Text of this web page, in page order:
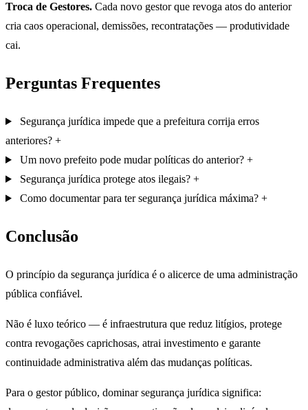
Troca de Gestores. Cada novo gestor que revoga atos do anterior
cria caos operacional, demissões, recontratações — produtividade
cai.
Perguntas Frequentes
Segurança jurídica impede que a prefeitura corrija erros
anteriores?
Um novo prefeito pode mudar políticas do anterior?
Segurança jurídica protege atos ilegais?
Como documentar para ter segurança jurídica máxima?
Conclusão
O princípio da segurança jurídica é o alicerce de uma administração
pública confiável.
Não é luxo teórico — é infraestrutura que reduz litígios, protege
contra revogações caprichosas, atrai investimento e garante
continuidade administrativa além das mudanças políticas.
Para o gestor público, dominar segurança jurídica significa: